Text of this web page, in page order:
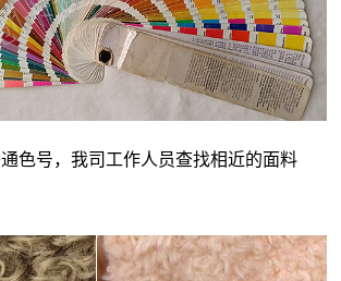
色号，我司工作人员查找相近的面料